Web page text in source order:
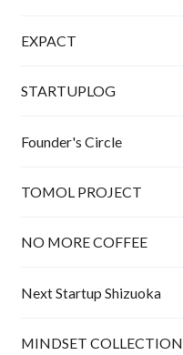
EXPACT
STARTUPLOG
Founder's Circle
TOMOL PROJECT
NO MORE COFFEE
Next Startup Shizuoka
MINDSET COLLECTION